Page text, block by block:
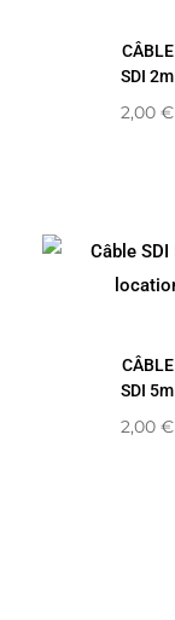
CÂBLE
SDI 2m
2,00 €
CÂBLE
SDI 5m
2,00 €